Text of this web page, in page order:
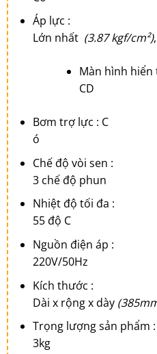
Áp lực :
Lớn nhất (3.87 kgf/cm²)
Màn hình hiển
CD
Bơm trợ lực : C
ó
Chế độ vòi sen :
3 chế độ phun
Nhiệt độ tối đa :
55 độ C
Nguồn điện áp :
220V/50Hz
Kích thước :
Dài x rộng x dày
Trọng lượng sản phẩm :
3kg